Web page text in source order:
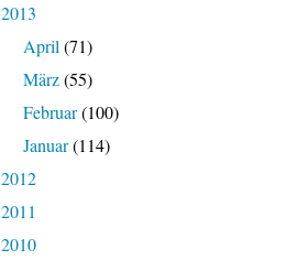
2013
April (71)
März(55)
Februar(100)
Januar(114)
2012
2011
2010